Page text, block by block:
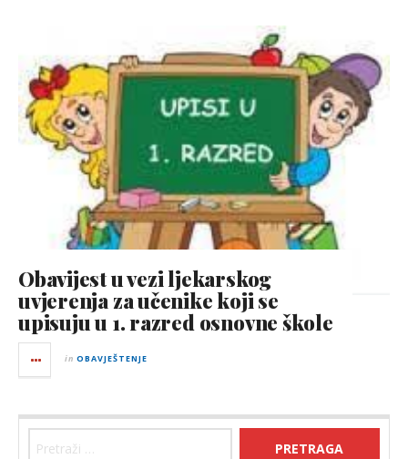
Obavijest u vezi ljekarskog
uvjerenja za učenike koji se
upisuju u 1. razred osnovne škole
in OBAVJEŠTENJE